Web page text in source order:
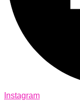
Instagram